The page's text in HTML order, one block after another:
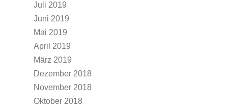
Juli 2019
Juni 2019
Mai 2019
April 2019
März 2019
Dezember 2018
November 2018
Oktober 2018